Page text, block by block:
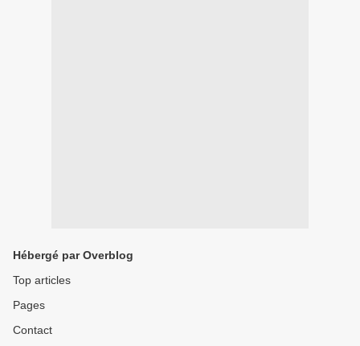
Hébergé par Overblog
Top articles
Pages
Contact